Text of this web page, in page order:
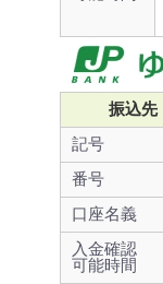
振込先
記号
番号
口座名義
入金確認
可能時間